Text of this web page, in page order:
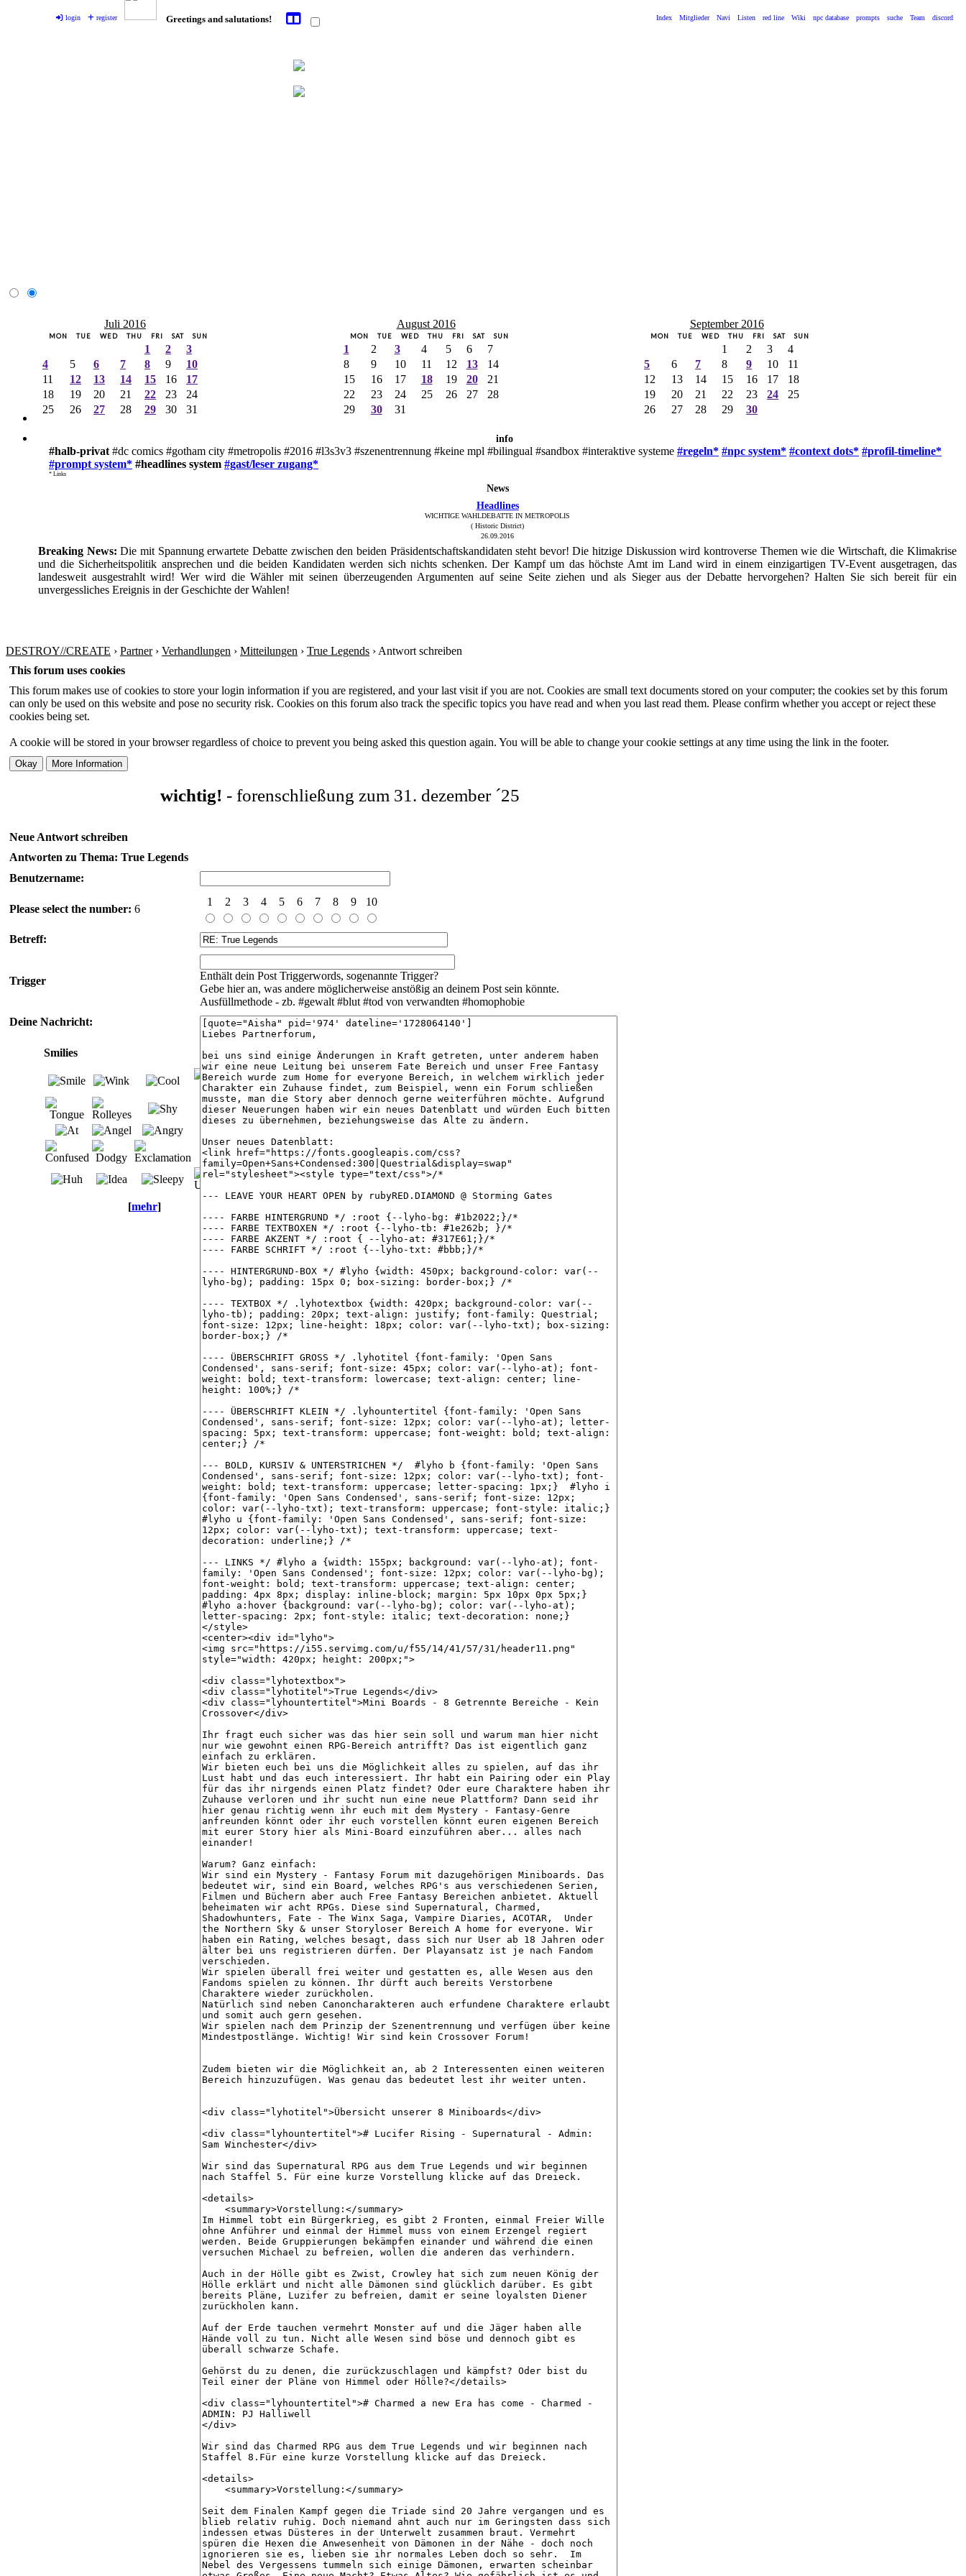
login register discord
Team
suche
prompts
npc database
Wiki
red line
Listen
Navi
Mitglieder
Index
Greetings and salutations!
Juli 2016
MON TUE WED THU FRI SAT SUN
1 2
3
4
5 6 7 8 9
10
11
12 13 14 15 16
17
18
19 20 21 22 23
24
25
26 27 28 29 30 31
August 2016
MON TUE WED THU FRI SAT SUN
1 2 3 4 5 6
7
8
9 10 11 12 13
14
15
16 17 18 19 20
21
22
23 24 25 26 27
28
29
30 31
September 2016
MON TUE WED THU FRI SAT SUN
1 2 3
4
5
6 7 8 9 10
11
12
13 14 15 16 17
18
19
20 21 22 23 24
25
26
27 28 29 30
info
#halb-privat #dc comics #gotham city #metropolis #2016 #l3s3v3 #szenentrennung #keine mpl #bilingual #sandbox #interaktive systeme #regeln* #npc system* #context dots* #profil-timeline*
#prompt system* #headlines system #gast/leser zugang*
* Links
News
Headlines
WICHTIGE WAHLDEBATTE IN METROPOLIS
( Historic District)
26.09.2016
Breaking News: Die mit Spannung erwartete Debatte zwischen den beiden Präsidentschaftskandidaten steht bevor! Die hitzige Diskussion wird kontroverse Themen wie die Wirtschaft, die Klimakrise
und die Sicherheitspolitik ansprechen und die beiden Kandidaten werden sich nichts schenken. Der Kampf um das höchste Amt im Land wird in einem einzigartigen TV-Event ausgetragen, das
landesweit ausgestrahlt wird! Wer wird die Wähler mit seinen überzeugenden Argumenten auf seine Seite ziehen und als Sieger aus der Debatte hervorgehen? Halten Sie sich bereit für ein
unvergessliches Ereignis in der Geschichte der Wahlen!
DESTROY//CREATE › Partner› Verhandlungen › Mitteilungen › True Legends › Antwort schreiben
This forum uses cookies
This forum makes use of cookies to store your login information if you are registered, and your last visit if you are not. Cookies are small text documents stored on your computer; the cookies set by this forum
can only be used on this website and pose no security risk. Cookies on this forum also track the specific topics you have read and when you last read them. Please confirm whether you accept or reject these
cookies being set.
A cookie will be stored in your browser regardless of choice to prevent you being asked this question again. You will be able to change your cookie settings at any time using the link in the footer.
wichtig! - forenschließung zum 31. dezember ´25
Neue Antwort schreiben
Antworten zu Thema: True Legends
Benutzername:
Please select the number: 6
1 2 3 4 5 6 7 8 9 10
Betreff:
Trigger
Enthält dein Post Triggerwords, sogenannte Trigger?
Gebe hier an, was andere möglicherweise anstößig an deinem Post sein könnte.
Ausfüllmethode - zb. #gewalt #blut #tod von verwandten #homophobie
Deine Nachricht:
Smilies
[mehr]